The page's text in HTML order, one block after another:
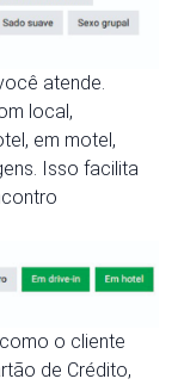
atende.
local,
em motel,
Isso facilita
o cliente
de Crédito,